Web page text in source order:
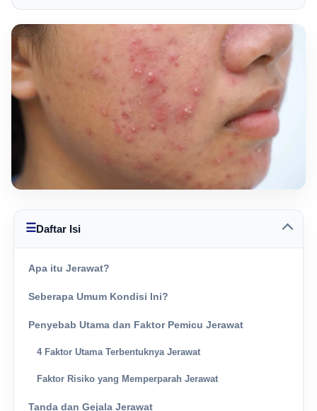
☰Daftar Isi
Apa itu Jerawat?
Seberapa Umum Kondisi Ini?
Penyebab Utama dan Faktor Pemicu Jerawat
4 Faktor Utama Terbentuknya Jerawat
Faktor Risiko yang Memperparah Jerawat
Tanda dan Gejala Jerawat